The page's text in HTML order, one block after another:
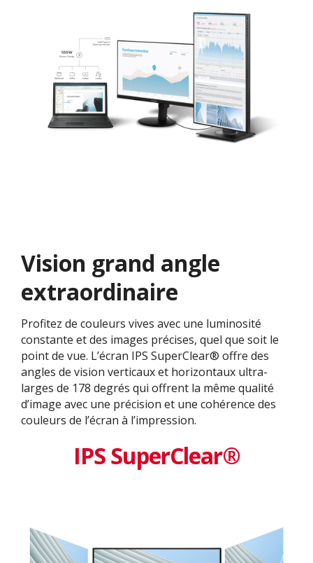
Vision grand angle
extraordinaire
Profitez de couleurs vives avec une luminosité
constante et des images précises, quel que soit le
point de vue. L’écran IPS SuperClear® offre des
angles de vision verticaux et horizontaux ultra-
larges de 178 degrés qui offrent la même qualité
d’image avec une précision et une cohérence des
couleurs de l’écran à l’impression.
IPS SuperClear®